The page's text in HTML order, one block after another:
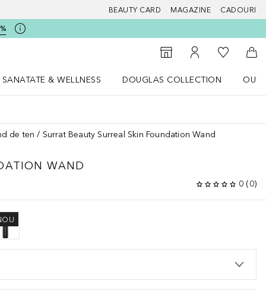
BEAUTY CARD MAGAZINE CADOURI
Către Găsire magazin
Către Contul meu
Către
SANATATE & WELLNESS
DOUGLAS COLLECTION
de ten Surrat Beauty Surreal Skin Foundation Wand
WAND
0 (0)